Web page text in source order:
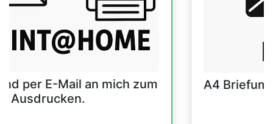
per E-Mail an mich zum
Ausdrucken.
A4